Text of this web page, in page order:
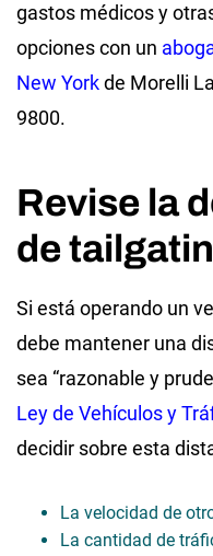
gastos médicos y
opciones con un
New Yorkde Morelli
9800.
Revise la
de
Si está operando un
debe mantener una
sea “razonable y
Ley de Vehículos y
decidir sobre esta
La velocidad de
La cantidad de